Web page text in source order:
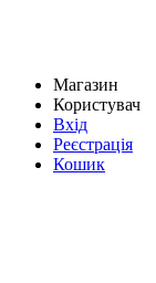
Магазин
Користувач
Вхід
Реєстрація
Кошик